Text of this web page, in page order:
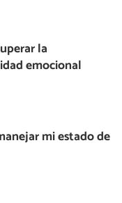
la
emocional
mi estado de